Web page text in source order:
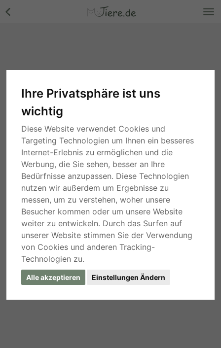
Ihre Privatsphäre ist uns
wichtig
Diese Website verwendet Cookies und
Targeting Technologien um Ihnen ein besseres
Internet-Erlebnis zu ermöglichen und die
Werbung, die Sie sehen, besser an Ihre
Bedürfnisse anzupassen. Diese Technologien
nutzen wir außerdem um Ergebnisse zu
messen, um zu verstehen, woher unsere
Besucher kommen oder um unsere Website
weiter zu entwickeln. Durch das Surfen auf
unserer Website stimmen Sie der Verwendung
von Cookies und anderen Tracking-
Technologien zu.
Alle akzeptieren Einstellungen Ändern